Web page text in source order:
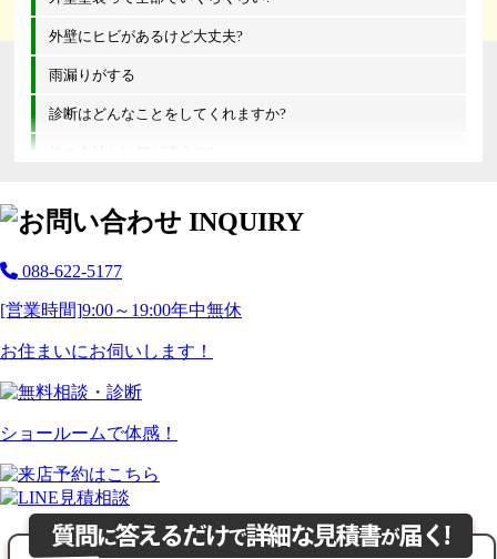
外壁にヒビがあるけど大丈夫?
雨漏りがする
診断はどんなことをしてくれますか?
他の会社とは何が違うの?
088-622-5177
[営業時間]9:00～19:00年中無休
お住まいにお伺いします！
ショールームで体感！